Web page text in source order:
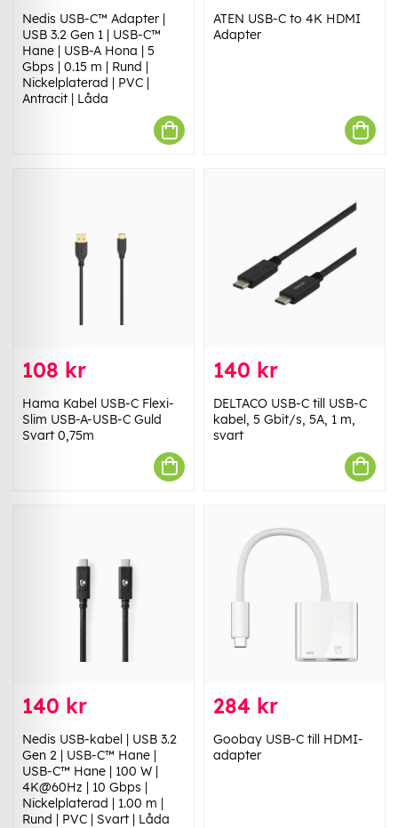
Nedis USB-C™ Adapter |
USB 3.2 Gen 1 | USB-C™
Hane | USB-A Hona | 5
Gbps | 0.15 m | Rund |
Nickelplaterad | PVC |
Antracit | Låda
ATEN USB-C to 4K HDMI
Adapter
108 kr
Hama Kabel USB-C Flexi-
Slim USB-A-USB-C Guld
Svart 0,75m
140 kr
DELTACO USB-C till USB-C
kabel, 5 Gbit/s, 5A, 1 m,
svart
140 kr
Nedis USB-kabel | USB 3.2
Gen 2 | USB-C™ Hane |
USB-C™ Hane | 100 W |
4K@60Hz | 10 Gbps |
Nickelplaterad | 1.00 m |
Rund | PVC | Svart | Låda
284 kr
Goobay USB-C till HDMI-
adapter